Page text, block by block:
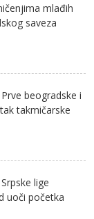
mlađih
saveza
beogradske i
takmičarske
lige
uoči početka